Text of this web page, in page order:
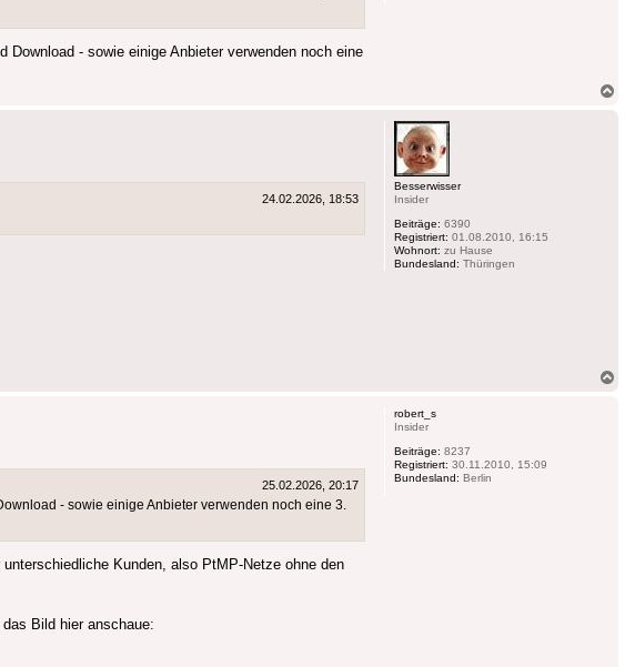
- sowie einige Anbieter verwenden noch eine
Besserwisser
Insider
Beiträge: 6390
Registriert: 01.08.2010, 16:15
Wohnort: zu Hause
Bundesland: Thüringen
24.02.2026, 18:53
robert_s
Insider
Beiträge: 8237
Registriert: 30.11.2010, 15:09
Bundesland: Berlin
25.02.2026, 20:17
- sowie einige Anbieter verwenden noch eine 3.
Kunden, also PtMP-Netze ohne den
Bild hier anschaue: